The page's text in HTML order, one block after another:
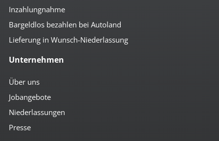
Inzahlungnahme
Bargeldlos bezahlen bei Autoland
Lieferung in Wunsch-Niederlassung
Unternehmen
Über uns
Jobangebote
Niederlassungen
Presse